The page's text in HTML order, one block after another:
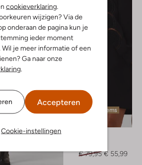
cookieverklaring
wijzigen? Via de
onderaan de pagina kun je
ieder moment
Wil je meer informatie of een
Ga naar onze
Accepteren
Cookie-instellingen
Laatste items
€ 79,95 € 55,99